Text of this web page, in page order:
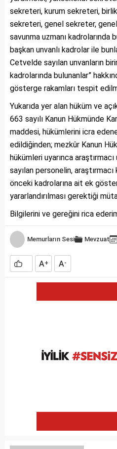
sekreteri, kurum sekreteri,
sekreteri, genel sekreter,
savunma uzmanı kadrolarında
başkan unvanlı kadrolar ile
Cetvelde sayılan unvanların
kadrolarında bulunanlar”
gösterge rakamları tespit
Yukarıda yer alan hüküm ve
663 sayılı Kanun Hükmünde
maddesi, hükümlerini icra
edildiğinden; mezkûr Kanun
hükümleri uyarınca
sayılan personelin,
önceki kadrolarına ait ek
yararlandırılması gerektiği
Bilgilerini ve gereğini rica
Memurların Sesi Mevzuat
A+ A-